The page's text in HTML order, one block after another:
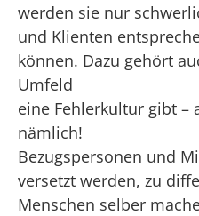
werden sie nur
und Klienten
können. Dazu gehört
Umfeld
eine Fehlerkultur gibt –
nämlich!
Bezugspersonen und
versetzt werden, zu
Menschen selber